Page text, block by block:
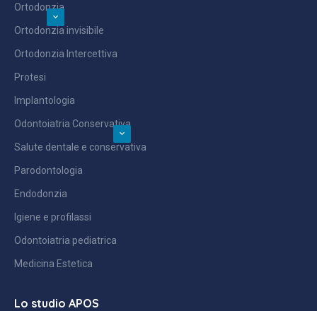
Ortodonzia
Ortodonzia invisibile
Ortodonzia Intercettiva
Protesi
Implantologia
Odontoiatria Conservativa
Salute dentale e conservativa
Parodontologia
Endodonzia
Igiene e profilassi
Odontoiatria pediatrica
Medicina Estetica
Lo studio APOS